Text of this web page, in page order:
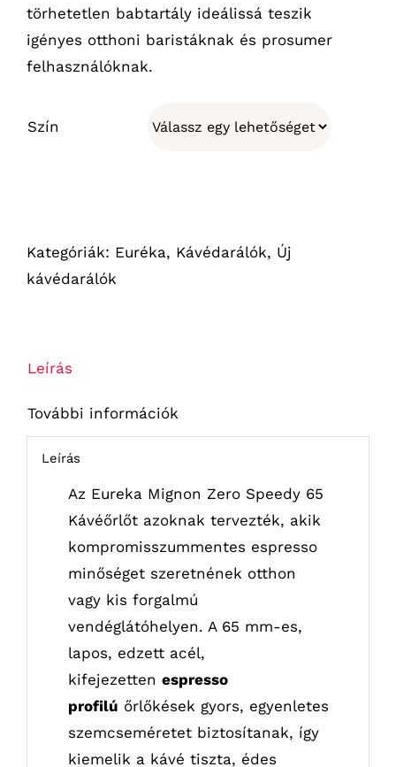
törhetetlen babtartály ideálissá teszik
igényes otthoni baristáknak és prosumer
felhasználóknak.
Szín
Kategóriák: Euréka, Kávédarálók, Új
kávédarálók
Leírás
További információk
Leírás
Az Eureka Mignon Zero Speedy 65
Kávéőrlőt azoknak tervezték, akik
kompromisszummentes espresso
minőséget szeretnének otthon
vagy kis forgalmú
vendéglátóhelyen. A 65 mm-es,
lapos, edzett acél,
kifejezetten espresso
profilú őrlőkések gyors, egyenletes
szemcseméretet biztosítanak, így
kiemelik a kávé tiszta, édes